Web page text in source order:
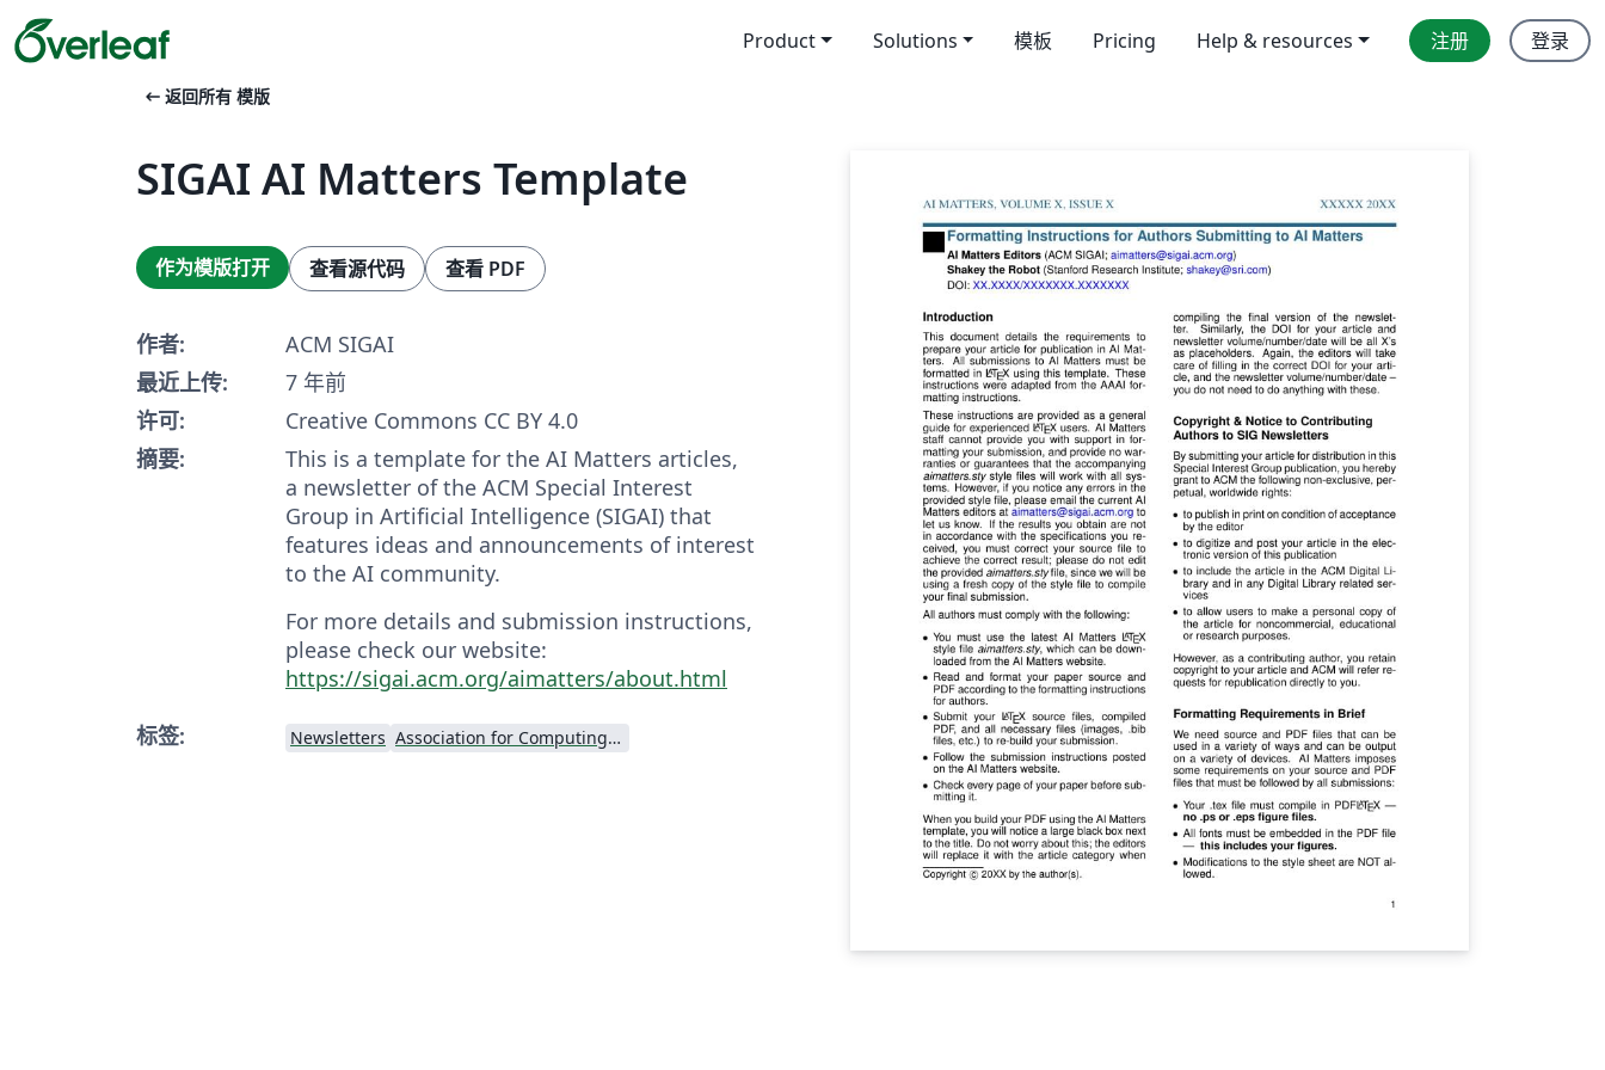
Product Solutions 模板 Pricing Help & resources 注册 登录
arrow_left_alt 返回所有 模版
SIGAI AI Matters Template
作为模版打开 查看源代码 查看 PDF
作者:
ACM SIGAI
最近上传:
7 年前
许可:
Creative Commons CC BY 4.0
摘要:
This is a template for the AI Matters articles,
a newsletter of the ACM Special Interest
Group in Artificial Intelligence (SIGAI) that
features ideas and announcements of interest
to the AI community.
For more details and submission instructions,
please check our website:
https://sigai.acm.org/aimatters/about.html
标签:
Newsletters Association for Computing Machinery (ACM) - Official Sample Papers